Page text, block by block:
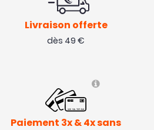
Livraison offerte
dès 49 €
Paiement 3x & 4x sans